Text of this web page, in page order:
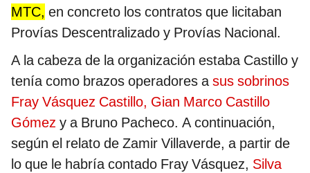
MTC, en concreto los contratos que licitaban
Provías Descentralizado y Provías Nacional.
A la cabeza de la organización estaba Castillo y
tenía como brazos operadores asus sobrinos
Fray Vásquez Castillo, Gian Marco Castillo
Gómez y a Bruno Pacheco. A continuación,
según el relato de Zamir Villaverde, a partir de
lo que le habría contado Fray Vásquez, Silva